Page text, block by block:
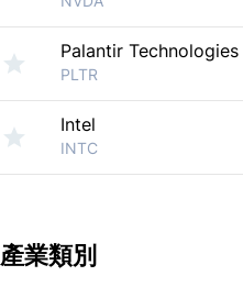
Palantir Technologies
PLTR
Intel
INTC
產業類別